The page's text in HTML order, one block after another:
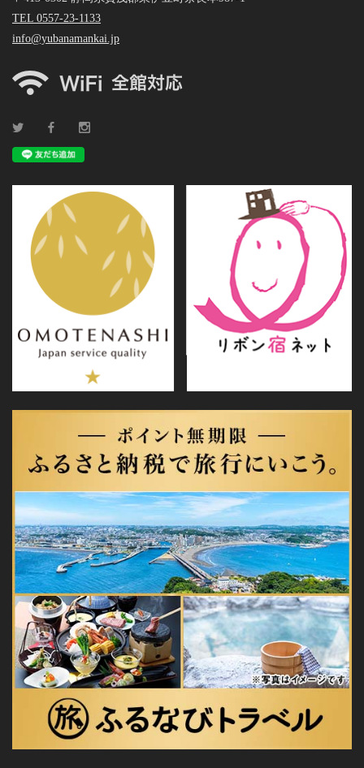
TEL 0557-23-1133
info@yubanamankai.jp